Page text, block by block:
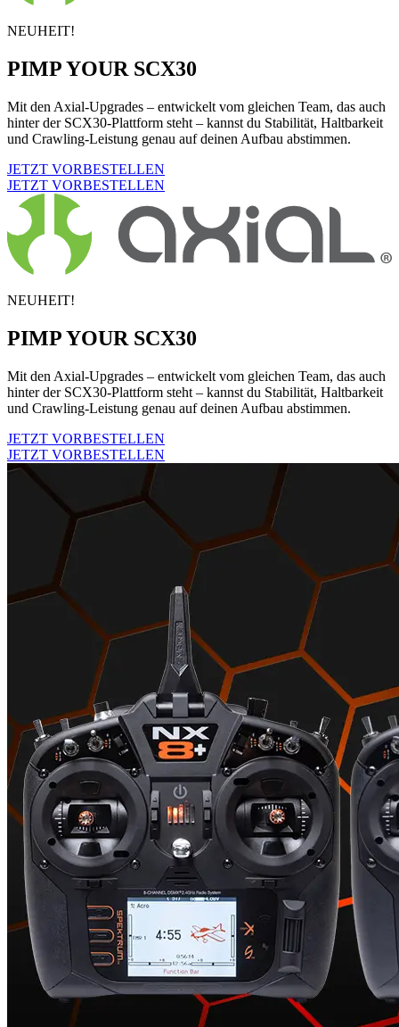
NEUHEIT!
PIMP YOUR SCX30
Mit den Axial-Upgrades – entwickelt vom gleichen Team, das auch
hinter der SCX30-Plattform steht – kannst du Stabilität, Haltbarkeit
und Crawling-Leistung genau auf deinen Aufbau abstimmen.
JETZT VORBESTELLEN
JETZT VORBESTELLEN
NEUHEIT!
PIMP YOUR SCX30
Mit den Axial-Upgrades – entwickelt vom gleichen Team, das auch
hinter der SCX30-Plattform steht – kannst du Stabilität, Haltbarkeit
und Crawling-Leistung genau auf deinen Aufbau abstimmen.
JETZT VORBESTELLEN
JETZT VORBESTELLEN